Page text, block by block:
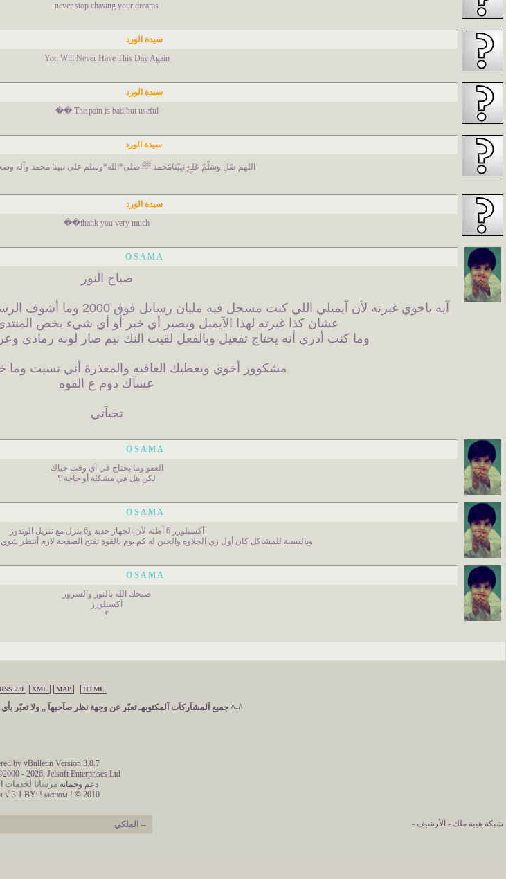
never stop chasing your dreams
سيدة الورد
You Will Never Have This Day Again
سيدة الورد
The pain is bad but useful ��
سيدة الورد
اللهم صّلِ وسَلّمْ عَلۓِ نَبِيْنَامُحَمد ﷺ صلى*الله*وسلم على نبينا محمد وآله
سيدة الورد
thank you very much��
O S A M A
صباح النور
آيه ياخوي غيرته لأن آيميلي اللي كنت مسجل فيه مليان رسايل فوق 2000 وما أشوف الرسايل اللي تخص المنتدى , وكمان نادر دخولي فيه
عشان كذا غيرته لهذا الآيميل ويصير أي خبر أو أي شيء يخص
وما كنت أدري أنه يحتاج تفعيل وبالفعل لقيت النك نيم صار لونه رمادي
مشكوور أخوي ويعطيك العافيه والمعذرة أني نسيت وما
عسآك دوم ع القوه
تحيآتي
O S A M A
العفو وما يحتاج في أي وقت حياك
لكن هل في مشكلة أو حاجة ؟
O S A M A
آكسبلورر 6 آظنه لأن الجهاز جديد و6 ينزل مع تنزيل الوندوز
وبالنسبة للمشاكل كان أول زي الحلاوه والحين له كم يوم بالقوة تفتح الصفحة لازم أنتظر
O S A M A
صبحك الله بالنور والسرور
آكسبلورر
؟
RSS 2.0 XML MAP HTML
^-^ جميع آلمشآركآت آلمكتوبهـ تعبّر عن وجهة نظر صآحبهآ ,, ولا تعبّر
by vBulletin Version 3.8.7
- 2026, Jelsoft Enterprises Ltd
دعم وحماية مرسانا لخدمات
√ 3.1 BY:! ωαнαм ! © 2010
شبكة هيبة ملك - الأرشيف -